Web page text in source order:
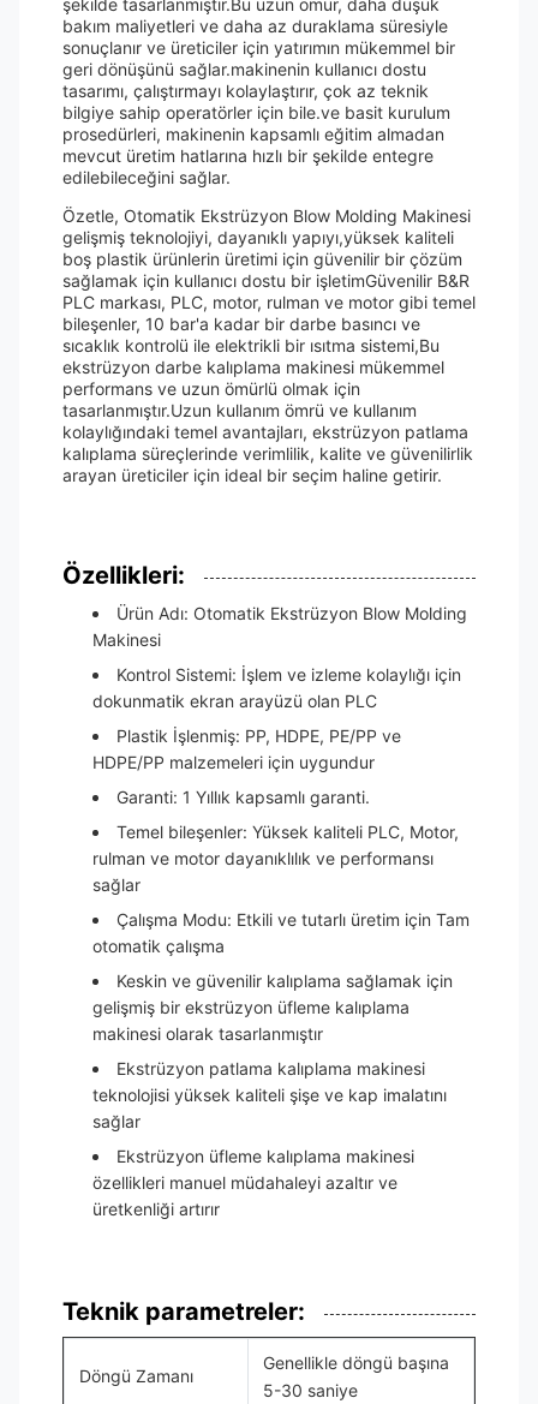
şekilde tasarlanmıştır.Bu uzun ömür, daha düşük
bakım maliyetleri ve daha az duraklama süresiyle
sonuçlanır ve üreticiler için yatırımın mükemmel bir
geri dönüşünü sağlar.makinenin kullanıcı dostu
tasarımı, çalıştırmayı kolaylaştırır, çok az teknik
bilgiye sahip operatörler için bile.ve basit kurulum
prosedürleri, makinenin kapsamlı eğitim almadan
mevcut üretim hatlarına hızlı bir şekilde entegre
edilebileceğini sağlar.
Özetle, Otomatik Ekstrüzyon Blow Molding Makinesi
gelişmiş teknolojiyi, dayanıklı yapıyı,yüksek kaliteli
boş plastik ürünlerin üretimi için güvenilir bir çözüm
sağlamak için kullanıcı dostu bir işletimGüvenilir B&R
PLC markası, PLC, motor, rulman ve motor gibi temel
bileşenler, 10 bar'a kadar bir darbe basıncı ve
sıcaklık kontrolü ile elektrikli bir ısıtma sistemi,Bu
ekstrüzyon darbe kalıplama makinesi mükemmel
performans ve uzun ömürlü olmak için
tasarlanmıştır.Uzun kullanım ömrü ve kullanım
kolaylığındaki temel avantajları, ekstrüzyon patlama
kalıplama süreçlerinde verimlilik, kalite ve güvenilirlik
arayan üreticiler için ideal bir seçim haline getirir.
Özellikleri:
Ürün Adı: Otomatik Ekstrüzyon Blow Molding
Makinesi
Kontrol Sistemi: İşlem ve izleme kolaylığı için
dokunmatik ekran arayüzü olan PLC
Plastik İşlenmiş: PP, HDPE, PE/PP ve
HDPE/PP malzemeleri için uygundur
Garanti: 1 Yıllık kapsamlı garanti.
Temel bileşenler: Yüksek kaliteli PLC, Motor,
rulman ve motor dayanıklılık ve performansı
sağlar
Çalışma Modu: Etkili ve tutarlı üretim için Tam
otomatik çalışma
Keskin ve güvenilir kalıplama sağlamak için
gelişmiş bir ekstrüzyon üfleme kalıplama
makinesi olarak tasarlanmıştır
Ekstrüzyon patlama kalıplama makinesi
teknolojisi yüksek kaliteli şişe ve kap imalatını
sağlar
Ekstrüzyon üfleme kalıplama makinesi
özellikleri manuel müdahaleyi azaltır ve
üretkenliği artırır
Teknik parametreler:
Döngü Zamanı
Genellikle döngü başına
5-30 saniye